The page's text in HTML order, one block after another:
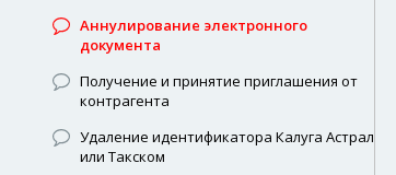
Аннулирование электронного
документа
Получение и принятие приглашения от
контрагента
Удаление идентификатора Калуга Астрал
или Такском